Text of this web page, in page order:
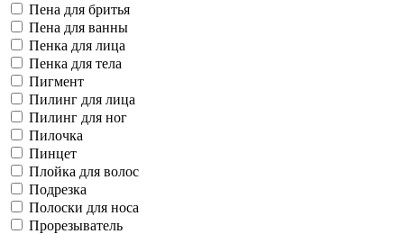
Пена для бритья
Пена для ванны
Пенка для лица
Пенка для тела
Пигмент
Пилинг для лица
Пилинг для ног
Пилочка
Пинцет
Плойка для волос
Подрезка
Полоски для носа
Прорезыватель